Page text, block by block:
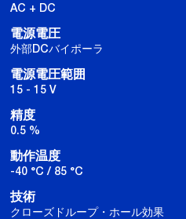
AC + DC
電源電圧
外部DCバイポーラ
電源電圧範囲
15 - 15 V
精度
0.5 %
動作温度
-40 °C / 85 °C
技術
クローズドループ・ホール効果